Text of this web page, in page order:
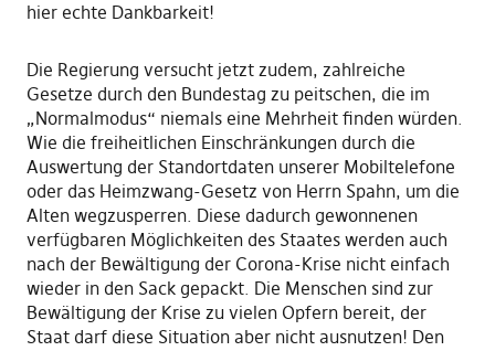
hier echte Dankbarkeit!
Die Regierung versucht jetzt zudem, zahlreiche
Gesetze durch den Bundestag zu peitschen, die im
„Normalmodus“ niemals eine Mehrheit finden würden.
Wie die freiheitlichen Einschränkungen durch die
Auswertung der Standortdaten unserer Mobiltelefone
oder das Heimzwang-Gesetz von Herrn Spahn, um die
Alten wegzusperren. Diese dadurch gewonnenen
verfügbaren Möglichkeiten des Staates werden auch
nach der Bewältigung der Corona-Krise nicht einfach
wieder in den Sack gepackt. Die Menschen sind zur
Bewältigung der Krise zu vielen Opfern bereit, der
Staat darf diese Situation aber nicht ausnutzen! Den